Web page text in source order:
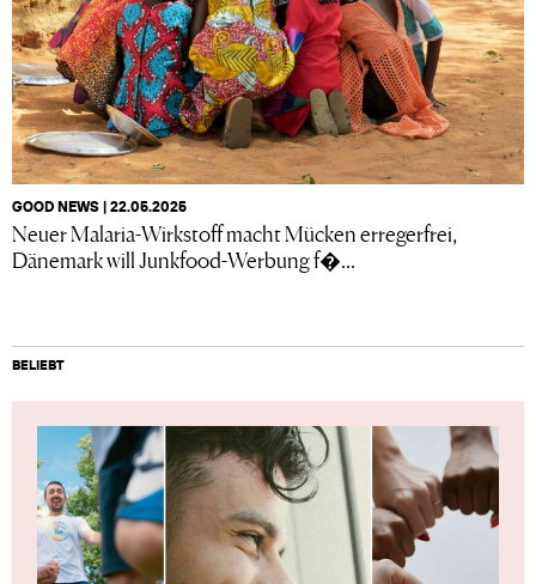
GOOD NEWS | 22.05.2025
Neuer Malaria-Wirkstoff macht Mücken erregerfrei,
Dänemark will Junkfood-Werbung f�...
BELIEBT